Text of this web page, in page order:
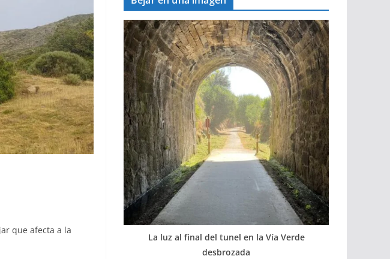
que afecta a la
La luz al final del tunel en la Vía Verde
desbrozada